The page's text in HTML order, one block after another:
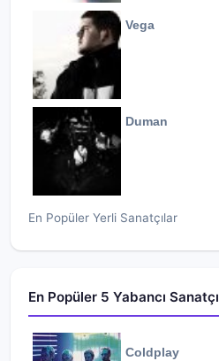
Vega
Duman
En Popüler Yerli Sanatçılar
En Popüler 5 Yabancı Sanatçı
Coldplay